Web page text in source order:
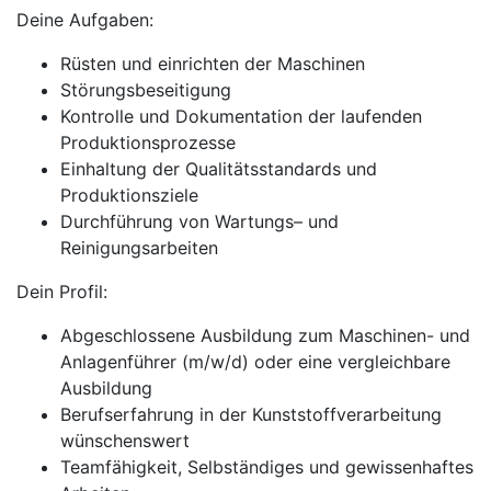
Deine Aufgaben:
Rüsten und einrichten der Maschinen
Störungsbeseitigung
Kontrolle und Dokumentation der laufenden
Produktionsprozesse
Einhaltung der Qualitätsstandards und
Produktionsziele
Durchführung von Wartungs– und
Reinigungsarbeiten
Dein Profil:
Abgeschlossene Ausbildung zum Maschinen- und
Anlagenführer (m/w/d) oder eine vergleichbare
Ausbildung
Berufserfahrung in der Kunststoffverarbeitung
wünschenswert
Teamfähigkeit, Selbständiges und gewissenhaftes